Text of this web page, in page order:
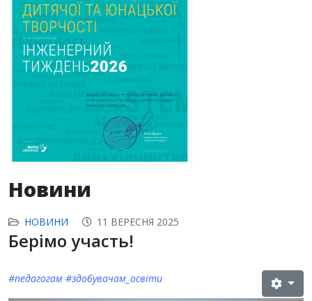
Новини
НОВИНИ 11 ВЕРЕСНЯ 2025
Берімо участь!
#педагогам #здобувачам_освіти